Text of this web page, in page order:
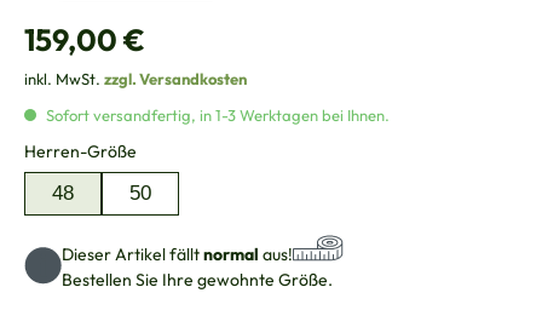
Regulärer Preis:
159,00 €
inkl. MwSt. zzgl. Versandkosten
Sofort versandfertig, in 1-3 Werktagen bei Ihnen.
Herren-Größe
48 50
Dieser Artikel fälltnormal aus!
Bestellen Sie Ihre gewohnte Größe.